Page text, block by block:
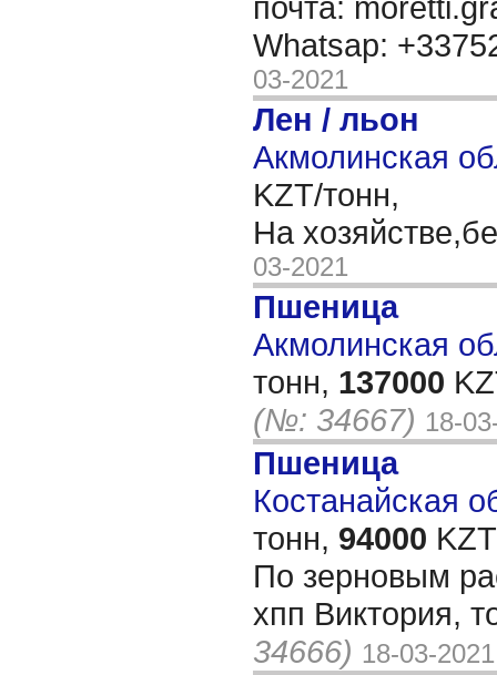
Whatsap:
03-2021
Лен / льон
Акмолинская
KZT/тонн,
На
03-2021
Пшеница
Акмолинская
тонн, 137000
(№: 34667) 18-
Пшеница
Костанайская
тонн, 94000
По зерновым
хпп Виктория,
34666) 18-03-2021